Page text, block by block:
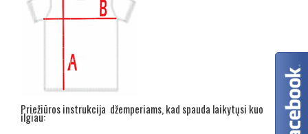
Priežiūros instrukcija džemperiams, kad spauda laikytųsi kuo
ilgiau: